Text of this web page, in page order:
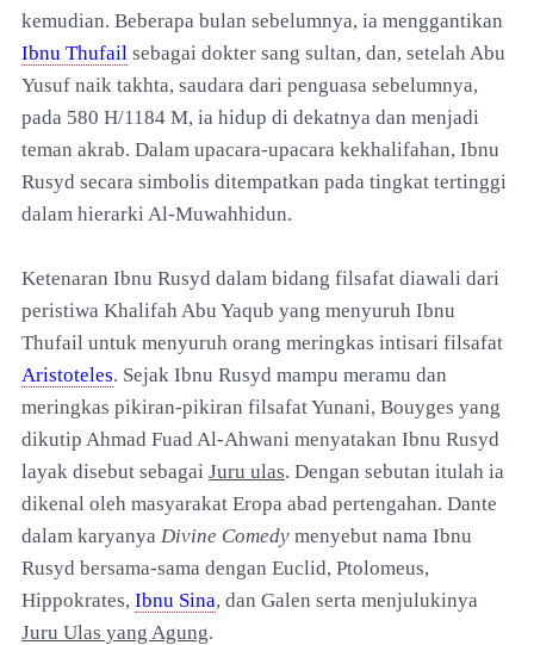
kemudian. Beberapa bulan sebelumnya, ia menggantikan
Ibnu Thufail sebagai dokter sang sultan, dan, setelah Abu
Yusuf naik takhta, saudara dari penguasa sebelumnya,
pada 580 H/1184 M, ia hidup di dekatnya dan menjadi
teman akrab. Dalam upacara-upacara kekhalifahan, Ibnu
Rusyd secara simbolis ditempatkan pada tingkat tertinggi
dalam hierarki Al-Muwahhidun.
Ketenaran Ibnu Rusyd dalam bidang filsafat diawali dari
peristiwa Khalifah Abu Yaqub yang menyuruh Ibnu
Thufail untuk menyuruh orang meringkas intisari filsafat
Aristoteles. Sejak Ibnu Rusyd mampu meramu dan
meringkas pikiran-pikiran filsafat Yunani, Bouyges yang
dikutip Ahmad Fuad Al-Ahwani menyatakan Ibnu Rusyd
layak disebut sebagai Juru ulas. Dengan sebutan itulah ia
dikenal oleh masyarakat Eropa abad pertengahan. Dante
dalam karyanya Divine Comedy menyebut nama Ibnu
Rusyd bersama-sama dengan Euclid, Ptolomeus,
Hippokrates, Ibnu Sina, dan Galen serta menjulukinya
Juru Ulas yang Agung.